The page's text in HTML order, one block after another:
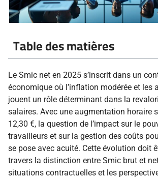
Table des matières
Le Smic net en 2025 s’inscrit dans un
économique où l’inflation modérée et les
jouent un rôle déterminant dans la
salaires. Avec une augmentation horaire
12,30 €, la question de l’impact sur le
travailleurs et sur la gestion des coûts
se pose avec acuité. Cette évolution doit
travers la distinction entre Smic brut et
situations contractuelles et les